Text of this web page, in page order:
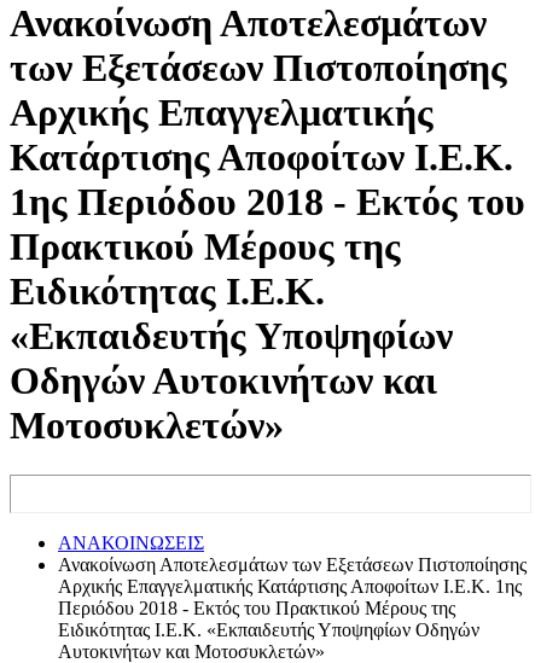
Ανακοίνωση Αποτελεσμάτων
των Εξετάσεων Πιστοποίησης
Αρχικής Επαγγελματικής
Κατάρτισης Αποφοίτων Ι.Ε.Κ.
1ης Περιόδου 2018 - Εκτός του
Πρακτικού Μέρους της
Ειδικότητας Ι.Ε.Κ.
«Εκπαιδευτής Υποψηφίων
Οδηγών Αυτοκινήτων και
Μοτοσυκλετών»
ΑΝΑΚΟΙΝΩΣΕΙΣ
Ανακοίνωση Αποτελεσμάτων των Εξετάσεων Πιστοποίησης
Αρχικής Επαγγελματικής Κατάρτισης Αποφοίτων Ι.Ε.Κ. 1ης
Περιόδου 2018 - Εκτός του Πρακτικού Μέρους της
Ειδικότητας Ι.Ε.Κ. «Εκπαιδευτής Υποψηφίων Οδηγών
Αυτοκινήτων και Μοτοσυκλετών»